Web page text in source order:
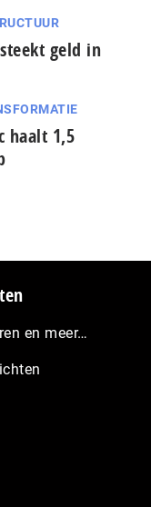
geld in
haalt 1,5
en meer…